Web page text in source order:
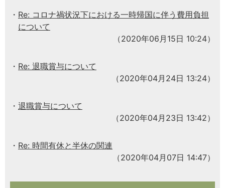
Re: コロナ禍状況下における一時帰国に伴う費用負担
について
（2020年06月15日 10:24）
Re: 退職賞与について
（2020年04月24日 13:24）
退職賞与について
（2020年04月23日 13:42）
Re: 時間有休と半休の関連
（2020年04月07日 14:47）